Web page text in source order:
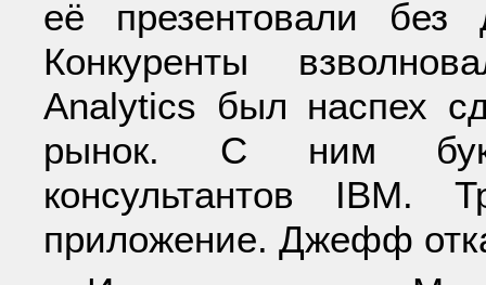
её презентовали без
Конкуренты
Analytics был наспех
рынок. С ним
консультантов IBM.
приложение. Джефф